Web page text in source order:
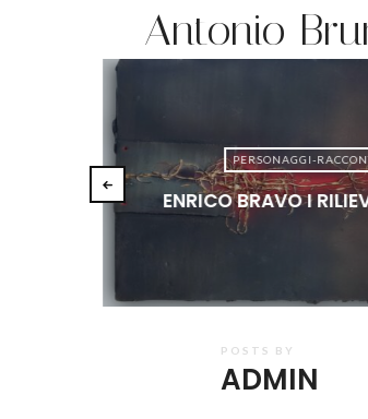
Antonio
PERSONAGGI-
ENRICO BRAVO I
POSTS BY
ADMIN